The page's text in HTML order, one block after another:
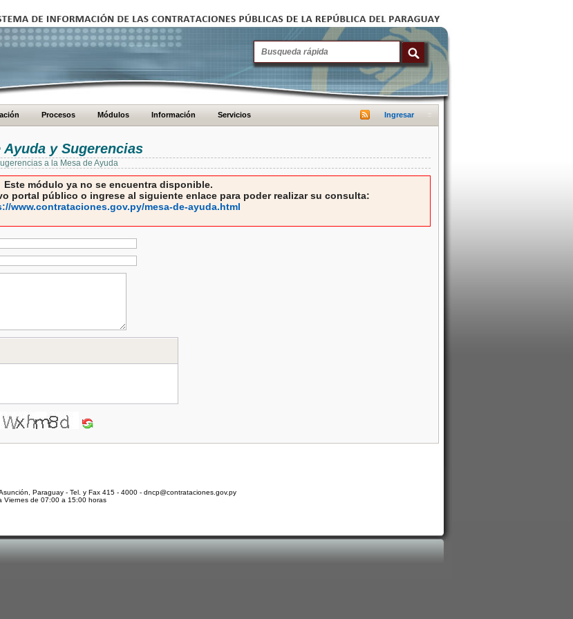
Procesos Módulos Información Servicios Ingresar
y Sugerencias
a la Mesa de Ayuda
Este módulo ya no se encuentra disponible.
portal público o ingrese al siguiente enlace para poder realizar su consulta:
www.contrataciones.gov.py/mesa-de-ayuda.html
Paraguay - Tel. y Fax 415 - 4000 - dncp@contrataciones.gov.py
Viernes de 07:00 a 15:00 horas